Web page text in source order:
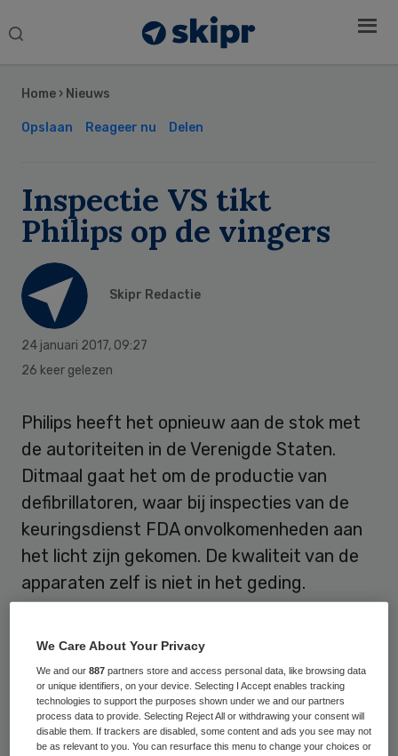
Search
Home › Nieuws
Opslaan Reageer nu Delen
Inspectie VS tikt
Philips op de vingers
Skipr Redactie
24 januari 2017, 09:27
26 keer gelezen
Philips heeft het opnieuw aan de stok met
de autoriteiten in de Verenigde Staten.
Ditmaal gaat het om de productie van
defibrillatoren, waar bij inspecties van de
keuringsdienst FDA onvolkomenheden aan
het licht zijn gekomen. De kwaliteit van de
apparaten zelf is niet in het geding.
Amerikaanse ministerie van Justitie, dat
optreedt namens de FDA. Hoewel die
discussies nog niet zijn afgesloten, gaat
Philips er vanuit dat de kwestie
Sidebar
We Care About Your Privacy
We and our887 partners store and access personal data, like browsing data
or unique identifiers, on your device. Selecting I Accept enables tracking
technologies to support the purposes shown under we and our partners
process data to provide. Selecting Reject All or withdrawing your consent will
disable them. If trackers are disabled, some content and ads you see may not
be as relevant to you. You can resurface this menu to change your choices or